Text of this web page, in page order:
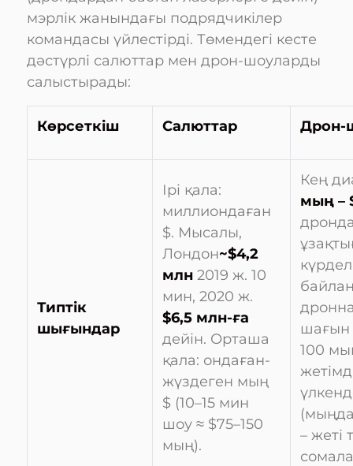
мэрлік жанындағы подрядчикілер
командасы үйлестірді. Төмендегі кесте
дәстүрлі салюттар мен дрон-шоуларды
салыстырады:
Көрсеткіш Салюттар Дрон-
Типтік
шығындар
Ірі қала:
миллиондаған
$. Мысалы,
Лондон~$4,2
млн 2019 ж. 10
мин, 2020 ж.
$6,5 млн-ға
дейін. Орташа
қала: ондаған-
жүздеген мың
$ (10–15 мин
шоу ≈ $75–150
мың).
Кең
мың –
шағын
100
– жеті